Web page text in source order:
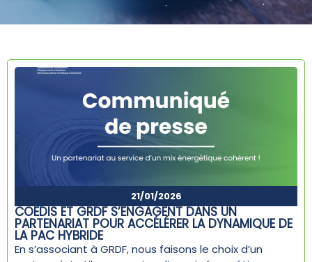
21/01/2026
COEDIS ET GRDF S’ENGAGENT DANS UN
PARTENARIAT POUR ACCÉLÉRER LA DYNAMIQUE DE
LA PAC HYBRIDE
En s’associant à GRDF, nous faisons le choix d’un